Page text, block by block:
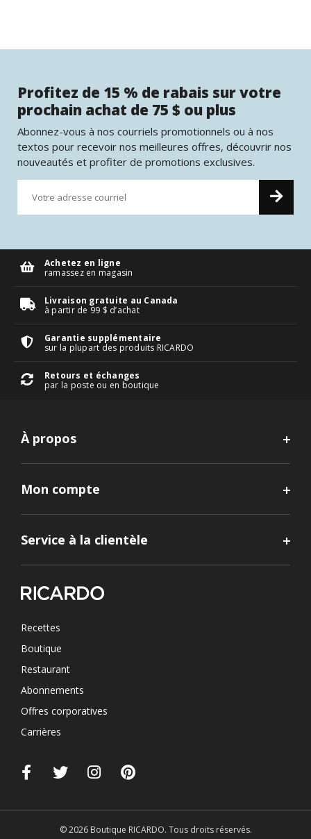
Profitez de 15 % de rabais sur votre
prochain achat de 75 $ ou plus
Abonnez-vous à nos courriels promotionnels ou à nos
textos pour recevoir nos meilleures offres, découvrir nos
nouveautés et profiter de promotions exclusives.
Achetez en ligne
ramassez en magasin
Livraison gratuite au Canada
à partir de 99 $ d’achat
Garantie supplémentaire
sur la plupart des produits RICARDO
Retours et échanges
par la poste ou en boutique
À propos
Mon compte
Service à la clientèle
Recettes
Boutique
Restaurant
Abonnements
Offres corporatives
Carrières
© 2026 Boutique RICARDO. Tous droits réservés.